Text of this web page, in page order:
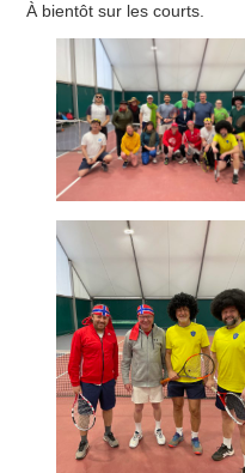
À bientôt sur les courts.